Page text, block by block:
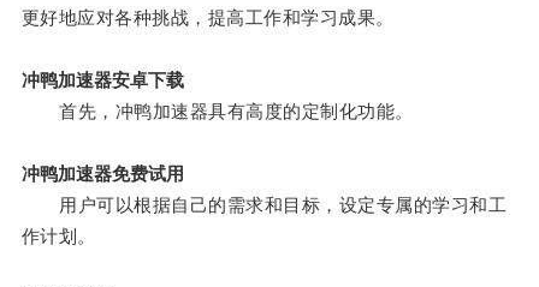
更好地应对各种挑战，提高工作和学习成果。
冲鸭加速器安卓下载
首先，冲鸭加速器具有高度的定制化功能。
冲鸭加速器免费试用
用户可以根据自己的需求和目标，设定专属的学习和工
作计划。